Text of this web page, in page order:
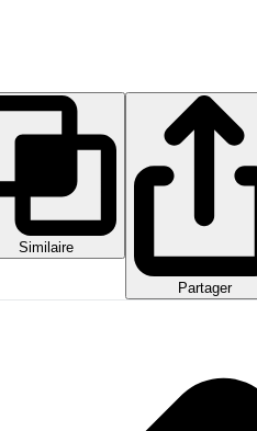
Similaire
Partager